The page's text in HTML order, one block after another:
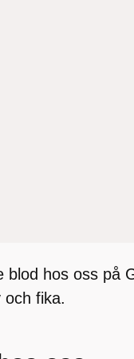
blod hos oss på
och fika.